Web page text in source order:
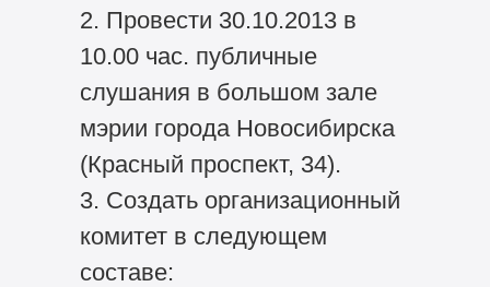
2. Провести 30.10.2013 в
10.00 час. публичные
слушания в большом зале
мэрии города Новосибирска
(Красный проспект, 34).
3. Создать организационный
комитет в следующем
составе: